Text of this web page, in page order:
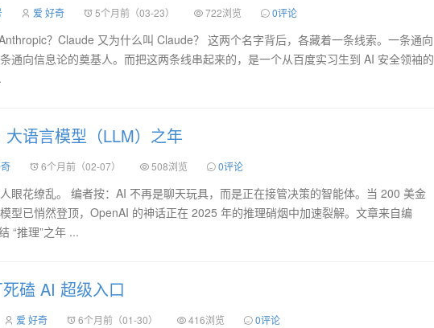
爱 好奇 5个月前（03-23） 722浏览 0评论
？Claude 又为什么叫 Claude？ 这两个名字背后，各藏着一条线索。一条通向
通向信息论的奠基人。而把这两条线串起来的，是一个从百度实习生到 AI 安全领袖的
大语言模型（LLM）之年
6个月前（02-07） 508浏览 0评论
眼花缭乱。 编者按：AI 不再是聊天玩具，而是正在接管决策的智能体。当 200 美金
型已悄然登顶，OpenAI 的神话正在 2025 年的推理硝烟中加速裂解。文章来自编
“推理”之年 ...
磕 AI 超级入口
爱 好奇 6个月前（01-30） 416浏览 0评论